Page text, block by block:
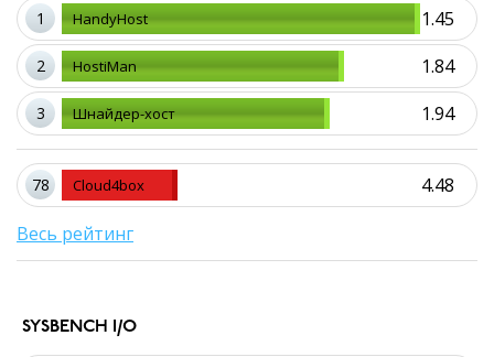
1 1.45
HandyHost
2 1.84
HostiMan
3 1.94
Шнайдер-хост
78 4.48
Cloud4box
Весь рейтинг
SYSBENCH I/O